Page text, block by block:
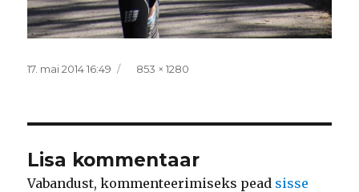
Postitatud
17. mai 2014 16:49 Täissuurus
853 × 1280
Lisa kommentaar
Vabandust, kommenteerimiseks pead sisse